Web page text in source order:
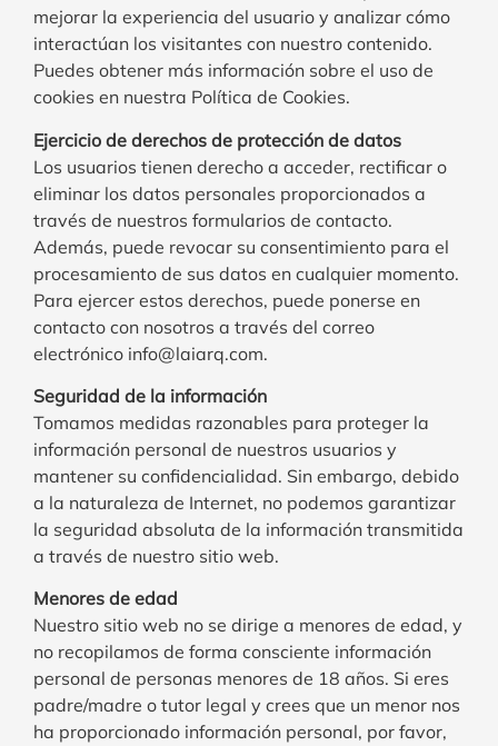
mejorar la experiencia del usuario y analizar cómo
interactúan los visitantes con nuestro contenido.
Puedes obtener más información sobre el uso de
cookies en nuestra Política de Cookies.
Ejercicio de derechos de protección de datos
Los usuarios tienen derecho a acceder, rectificar o
eliminar los datos personales proporcionados a
través de nuestros formularios de contacto.
Además, puede revocar su consentimiento para el
procesamiento de sus datos en cualquier momento.
Para ejercer estos derechos, puede ponerse en
contacto con nosotros a través del correo
electrónico info@laiarq.com.
Seguridad de la información
Tomamos medidas razonables para proteger la
información personal de nuestros usuarios y
mantener su confidencialidad. Sin embargo, debido
a la naturaleza de Internet, no podemos garantizar
la seguridad absoluta de la información transmitida
a través de nuestro sitio web.
Menores de edad
Nuestro sitio web no se dirige a menores de edad, y
no recopilamos de forma consciente información
personal de personas menores de 18 años. Si eres
padre/madre o tutor legal y crees que un menor nos
ha proporcionado información personal, por favor,